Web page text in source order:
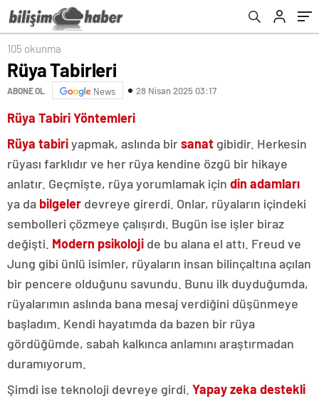
105 okunma
Rüya Tabirleri
ABONE OL News 28 Nisan 2025 03:17
Rüya Tabiri Yöntemleri
Rüya tabiriyapmak, aslında birsanat gibidir. Herkesin
rüyası farklıdır ve her rüya kendine özgü bir hikaye
anlatır. Geçmişte, rüya yorumlamak için din adamları
ya da bilgeler devreye girerdi. Onlar, rüyaların içindeki
sembolleri çözmeye çalışırdı. Bugün ise işler biraz
değişti. Modern psikoloji de bu alana el attı. Freud ve
Jung gibi ünlü isimler, rüyaların insan bilinçaltına açılan
bir pencere olduğunu savundu. Bunu ilk duyduğumda,
rüyalarımın aslında bana mesaj verdiğini düşünmeye
başladım. Kendi hayatımda da bazen bir rüya
gördüğümde, sabah kalkınca anlamını araştırmadan
duramıyorum.
Şimdi ise teknoloji devreye girdi. Yapay zeka destekli